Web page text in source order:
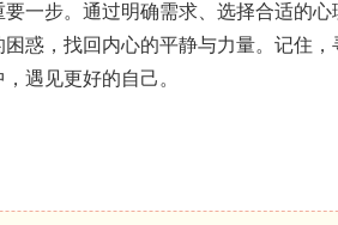
一步。通过明确需求、选择合适的
惑，找回内心的平静与力量。记住
遇见更好的自己。